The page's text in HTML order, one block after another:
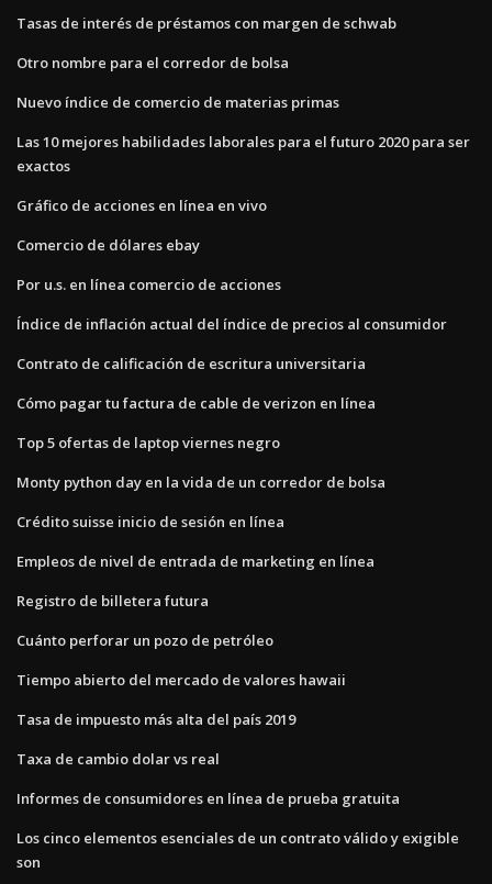
Tasas de interés de préstamos con margen de schwab
Otro nombre para el corredor de bolsa
Nuevo índice de comercio de materias primas
Las 10 mejores habilidades laborales para el futuro 2020 para ser
exactos
Gráfico de acciones en línea en vivo
Comercio de dólares ebay
Por u.s. en línea comercio de acciones
Índice de inflación actual del índice de precios al consumidor
Contrato de calificación de escritura universitaria
Cómo pagar tu factura de cable de verizon en línea
Top 5 ofertas de laptop viernes negro
Monty python day en la vida de un corredor de bolsa
Crédito suisse inicio de sesión en línea
Empleos de nivel de entrada de marketing en línea
Registro de billetera futura
Cuánto perforar un pozo de petróleo
Tiempo abierto del mercado de valores hawaii
Tasa de impuesto más alta del país 2019
Taxa de cambio dolar vs real
Informes de consumidores en línea de prueba gratuita
Los cinco elementos esenciales de un contrato válido y exigible
son